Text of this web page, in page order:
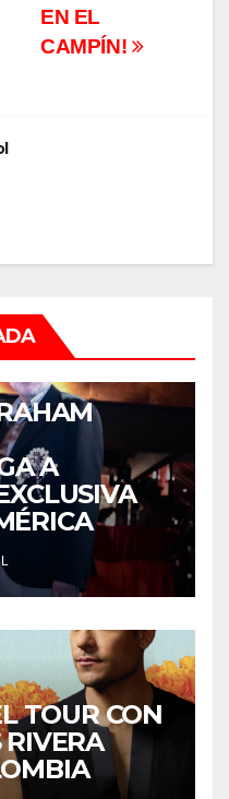
EN EL
CAMPÍN!
A
TOUR CON
RIVERA